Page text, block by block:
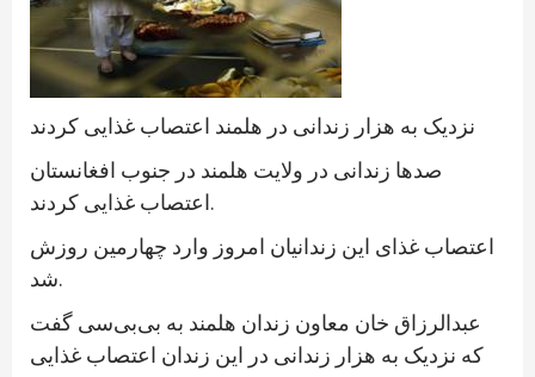
نزدیک به هزار زندانی در هلمند اعتصاب غذایی کردند
صدها زندانی در ولایت هلمند در جنوب افغانستان
اعتصاب غذایی کردند.
اعتصاب غذای این زندانیان امروز وارد چهارمین روزش
شد.
عبدالرزاق خان معاون زندان هلمند به بی‌بی‌سی گفت
که نزدیک به هزار زندانی در این زندان اعتصاب غذایی